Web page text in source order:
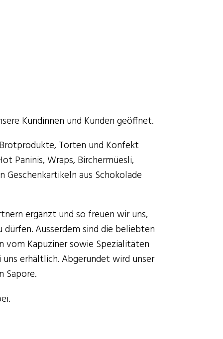
Kundinnen und Kunden geöffnet.
Torten und Konfekt
Paninis, Wraps, Birchermüesli,
aus Schokolade
ergänzt und so freuen wir uns,
Ausserdem sind die beliebten
vom Kapuziner sowie Spezialitäten
erhältlich. Abgerundet wird unser
Sapore.